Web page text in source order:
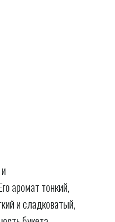
аромат тонкий,
и сладковатый,